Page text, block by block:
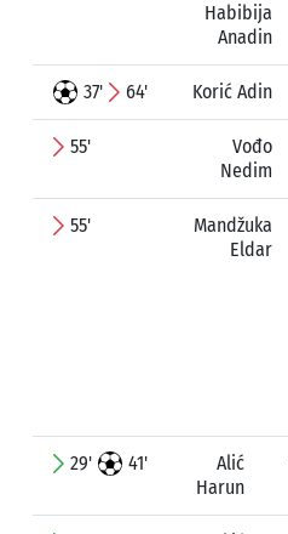
Habibija
Anadin
37' 64' Korić Adin
55'
Vođo
Nedim
55'
Mandžuka
Eldar
29' 41'
Alić
Harun